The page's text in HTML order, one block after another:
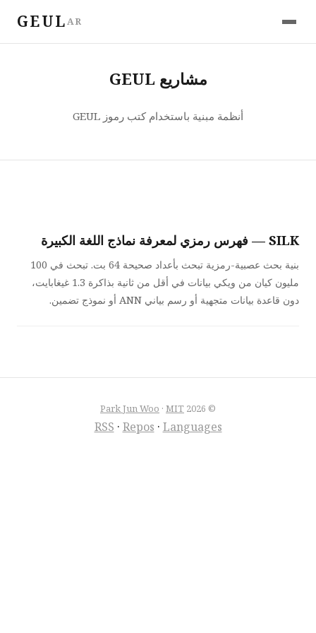
GEULAR
مشاريع GEUL
أنظمة مبنية باستخدام كتب رموز GEUL
SILK — فهرس رمزي لمعرفة نماذج اللغة الكبيرة
بنية بحث عصبية-رمزية تبحث بأعداد صحيحة 64 بت. تبحث في 100
مليون كيان من ويكي بيانات في أقل من ثانية بذاكرة 1.3 غيغابايت،
دون قاعدة بيانات متجهية أو رسم بياني ANN أو نموذج تضمين.
© 2026
Park Jun Woo · MIT
RSS · Repos · Languages